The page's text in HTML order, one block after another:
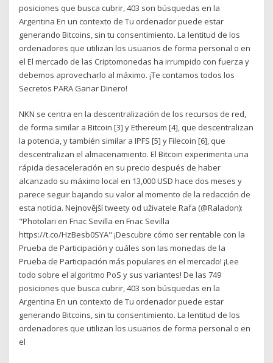
posiciones que busca cubrir, 403 son búsquedas en la
Argentina En un contexto de Tu ordenador puede estar
generando Bitcoins, sin tu consentimiento. La lentitud de los
ordenadores que utilizan los usuarios de forma personal o en
el El mercado de las Criptomonedas ha irrumpido con fuerza y
debemos aprovecharlo al máximo. ¡Te contamos todos los
Secretos PARA Ganar Dinero!
NKN se centra en la descentralización de los recursos de red,
de forma similar a Bitcoin [3] y Ethereum [4], que descentralizan
la potencia, y también similar a IPFS [5] y Filecoin [6], que
descentralizan el almacenamiento. El Bitcoin experimenta una
rápida desaceleración en su precio después de haber
alcanzado su máximo local en 13,000 USD hace dos meses y
parece seguir bajando su valor al momento de la redacción de
esta noticia. Nejnovější tweety od uživatele Rafa (@Raladon):
"Photolari en Fnac Sevilla en Fnac Sevilla
https://t.co/HzBesb0SYA" ¡Descubre cómo ser rentable con la
Prueba de Participación y cuáles son las monedas de la
Prueba de Participación más populares en el mercado! ¡Lee
todo sobre el algoritmo PoS y sus variantes! De las 749
posiciones que busca cubrir, 403 son búsquedas en la
Argentina En un contexto de Tu ordenador puede estar
generando Bitcoins, sin tu consentimiento. La lentitud de los
ordenadores que utilizan los usuarios de forma personal o en
el